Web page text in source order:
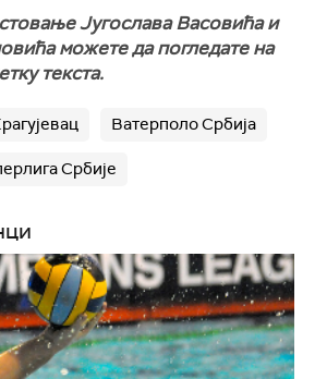
Југослава Васовића и
можете да погледате на
текста.
Ватерполо Србија
Србије